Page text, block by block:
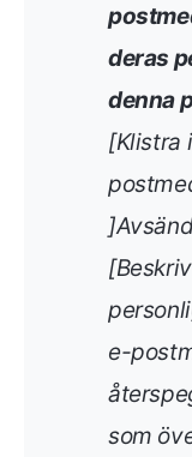
deras
denna
[Klistra
e-
som